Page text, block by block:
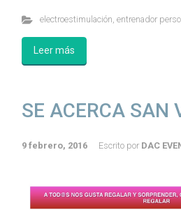
electroestimulación, entrenador
Leer más
SE ACERCA SAN
9 febrero, 2016 Escrito por DAC